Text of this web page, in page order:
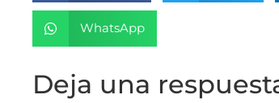
WhatsApp
Deja una